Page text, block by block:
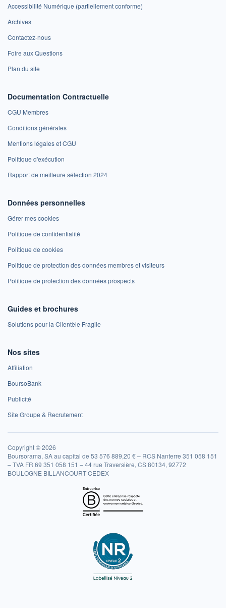
Accessibilité Numérique (partiellement conforme)
Archives
Contactez-nous
Foire aux Questions
Plan du site
Documentation Contractuelle
CGU Membres
Conditions générales
Mentions légales et CGU
Politique d'exécution
Rapport de meilleure sélection 2024
Données personnelles
Gérer mes cookies
Politique de confidentialité
Politique de cookies
Politique de protection des données membres et visiteurs
Politique de protection des données prospects
Guides et brochures
Solutions pour la Clientèle Fragile
Nos sites
Affiliation
BoursoBank
Publicité
Site Groupe & Recrutement
Copyright © 2026
Boursorama, SA au capital de 53 576 889,20 € – RCS Nanterre 351 058 151
– TVA FR 69 351 058 151 – 44 rue Traversière, CS 80134, 92772
BOULOGNE BILLANCOURT CEDEX